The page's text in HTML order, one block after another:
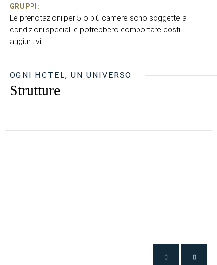
GRUPPI:
Le prenotazioni per 5 o più camere sono soggette a
condizioni speciali e potrebbero comportare costi
aggiuntivi.
OGNI HOTEL, UN UNIVERSO
Strutture